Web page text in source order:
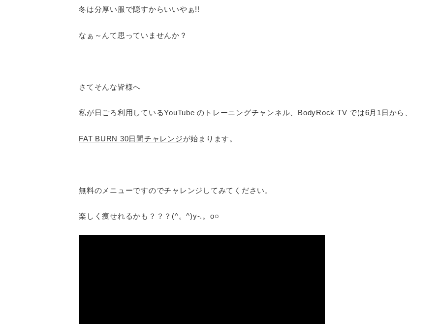
冬は分厚い服で隠すからいいやぁ!!
なぁ～んて思っていませんか？
さてそんな皆様へ
私が日ごろ利用しているYouTube のトレーニングチャンネル、BodyRock TV では6月1日から、
FAT BURN 30日間チャレンジが始まります。
無料のメニューですのでチャレンジしてみてください。
楽しく痩せれるかも？？？(^。^)y-.。o○